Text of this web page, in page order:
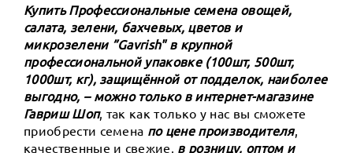
Купить Профессиональные семена овощей,
салата, зелени, бахчевых, цветов и
микрозелени ”Gavrish" в крупной
профессиональной упаковке (100шт, 500шт,
1000шт, кг), защищённой от подделок, наиболее
выгодно, – можно только в интернет-магазине
Гавриш Шоп, так как только у нас вы сможете
приобрести семена по цене производителя,
качественные и свежие, в розницу, оптом и